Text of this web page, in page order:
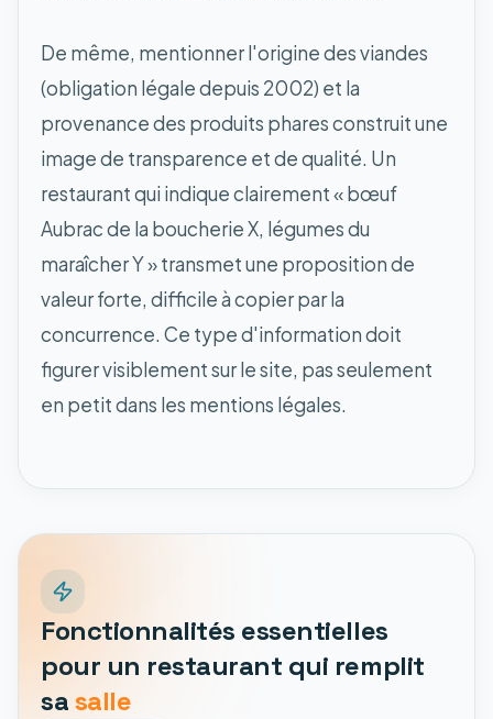
De même, mentionner l'origine des viandes
(obligation légale depuis 2002) et la
provenance des produits phares construit une
image de transparence et de qualité. Un
restaurant qui indique clairement « bœuf
Aubrac de la boucherie X, légumes du
maraîcher Y » transmet une proposition de
valeur forte, difficile à copier par la
concurrence. Ce type d'information doit
figurer visiblement sur le site, pas seulement
en petit dans les mentions légales.
Fonctionnalités essentielles
pour un restaurant qui remplit
sasalle